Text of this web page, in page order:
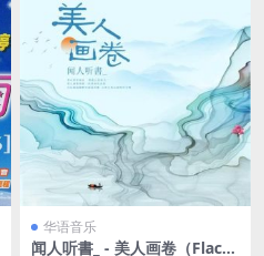
华语音乐
闻人听書_ - 美人画卷（Flac/2